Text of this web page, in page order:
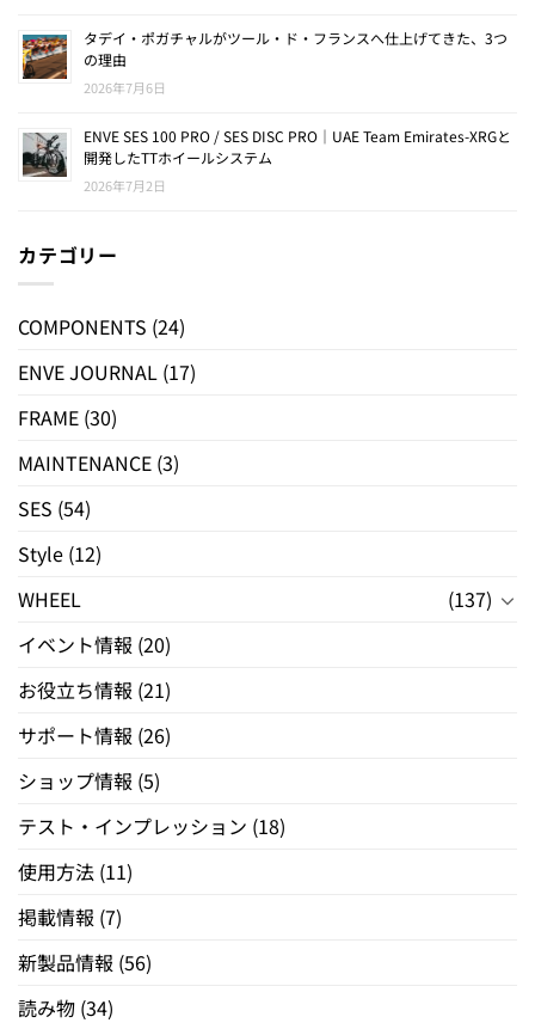
タデイ・ポガチャルがツール・ド・フランスへ仕上げてきた、3つ
の理由
2026年7月6日
ENVE SES 100 PRO / SES DISC PRO｜UAE Team Emirates-XRGと
開発したTTホイールシステム
2026年7月2日
カテゴリー
COMPONENTS (24)
ENVE JOURNAL (17)
FRAME (30)
MAINTENANCE (3)
SES (54)
Style (12)
WHEEL
(137)
イベント情報 (20)
お役立ち情報 (21)
サポート情報 (26)
ショップ情報 (5)
テスト・インプレッション (18)
使用方法 (11)
掲載情報 (7)
新製品情報 (56)
読み物 (34)